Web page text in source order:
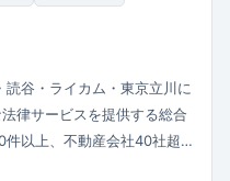
谷・ライカム・東京立川に
律サービスを提供する総合
以上、不動産会社40社超の
180社以上を支援。外国語